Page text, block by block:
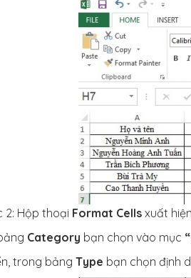
2: Hộp thoại Format Cells xuất
Category bạn chọn vào mục
trong bảng Type bạn chọn định